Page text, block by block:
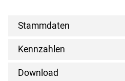
Stammdaten
Kennzahlen
Download